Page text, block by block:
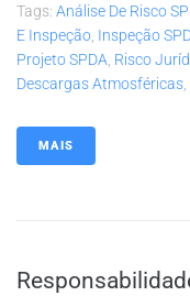
Tags: Análise De Risco
E Inspeção, Inspeção
Projeto SPDA, Risco
Descargas Atmosféricas,
MAIS